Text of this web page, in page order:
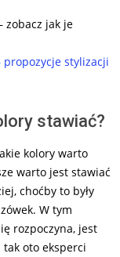
zobacz jak je
propozycje stylizacji
stawiać?
kolory warto
warto jest stawiać
choćby to były
W tym
rozpoczyna, jest
oto eksperci